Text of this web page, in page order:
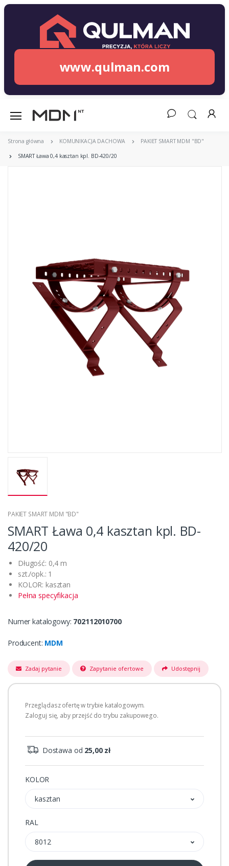
www.qulman.com
Strona główna KOMUNIKACJA DACHOWA PAKIET SMART MDM "BD"
SMART Ława 0,4 kasztan kpl. BD-420/20
PAKIET SMART MDM "BD"
SMART Ława 0,4 kasztan kpl. BD-
420/20
Długość: 0,4 m
szt./opk.: 1
KOLOR: kasztan
Pełna specyfikacja
Numer katalogowy: 702112010700
Producent: MDM
Zadaj pytanie Zapytanie ofertowe Udostępnij
Przeglądasz ofertę w trybie katalogowym.
Zaloguj się, aby przejść do trybu zakupowego.
Dostawa od 25,00 zł
KOLOR
kasztan
RAL
8012